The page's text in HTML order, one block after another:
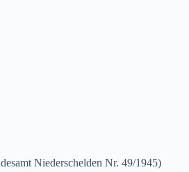
Niederschelden Nr. 49/1945)